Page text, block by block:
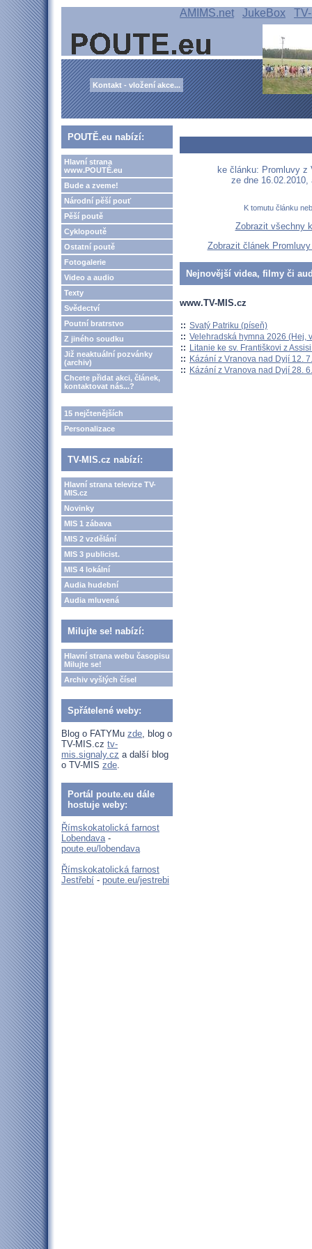
AMIMS.net JukeBox
Kontakt - vložení akce...
POUTĚ.eu nabízí:
Hlavní strana
www.POUTĚ.eu
Bude a zveme!
Národní pěší pouť
Pěší poutě
Cyklopoutě
Ostatní poutě
Fotogalerie
Video a audio
Texty
Svědectví
Poutní bratrstvo
Z jiného soudku
Již neaktuální pozvánky
(archiv)
Chcete přidat akci, článek,
kontaktovat nás...?
15 nejčtenějších
Personalizace
TV-MIS.cz nabízí:
Hlavní strana televize TV-
MIS.cz
Novinky
MIS 1 zábava
MIS 2 vzdělání
MIS 3 publicist.
MIS 4 lokální
Audia hudební
Audia mluvená
Milujte se! nabízí:
Hlavní strana webu časopisu
Milujte se!
Archiv vyšlých čísel
Spřátelené weby:
Blog o FATYMu zde, blog o
TV-MIS.cz tv-
mis.signaly.cz a další blog
o TV-MIS zde.
Portál poute.eu dále
hostuje weby:
Římskokatolická farnost
Lobendava-
poute.eu/lobendava
Římskokatolická farnost
Jestřebí - poute.eu/jestrebi
ke článku: Promluvy z
ze dne
K tomutu článku
Zobrazit všechny
Zobrazit článek
Nejnovější videa, filmy či
www.TV-MIS.cz
:: Svatý Patriku (píseň)
:: Velehradská hymna 2026 (Hej,
:: Litanie ke sv. Františkovi z
:: Kázání z Vranova nad Dyjí 12.
:: Kázání z Vranova nad Dyjí 28.